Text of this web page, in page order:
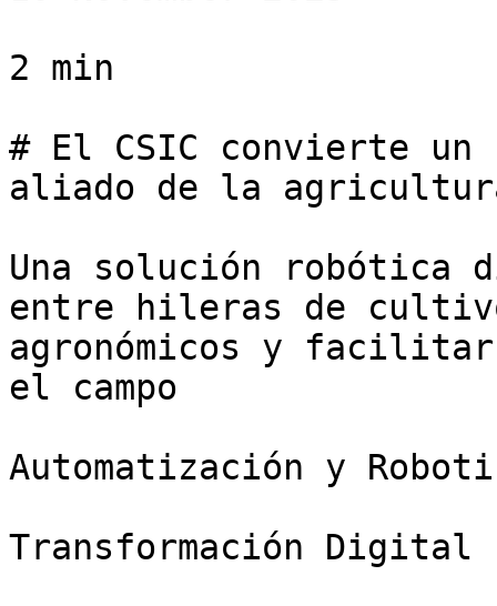
2 min
# El CSIC convierte un
aliado de la
Una solución robótica
entre hileras de
agronómicos y
el campo
Automatización y
Transformación Digital